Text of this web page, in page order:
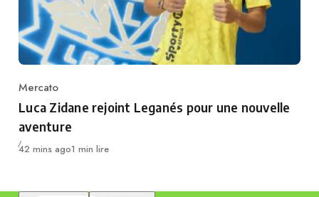
Category
Mercato
Luca Zidane rejoint Leganés pour une nouvelle
aventure
Publié
42 mins ago1 min lire